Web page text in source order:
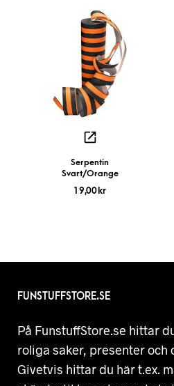
Serpentin
Svart/Orange
19,00 kr
FUNSTUFFSTORE.SE
På FunstuffStore.se hittar
roliga saker, presenter och
Givetvis hittar du här t.ex.